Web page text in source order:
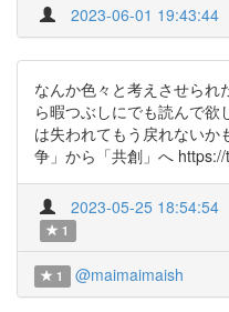
2023-06-01 19:43:44
なんか色々と考えさせられ
ら暇つぶしにでも読んで欲
は失われてもう戻れないか
争」から「共創」へ
2023-05-25 18:54:54
1
1 @maimaimaish